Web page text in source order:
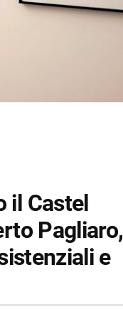
il Castel
Pagliaro,
e